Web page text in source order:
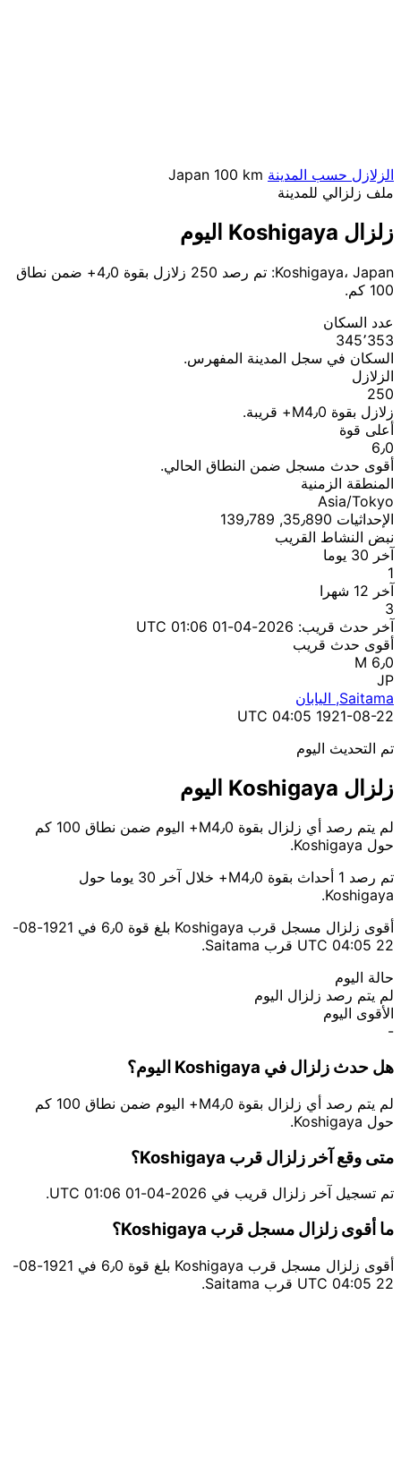
الزلازل حسب المدينة Japan 100 km
ملف زلزالي للمدينة
زلزال Koshigaya اليوم
Koshigaya، Japan: تم رصد 250 زلازل بقوة 4٫0+ ضمن نطاق
100 كم.
عدد السكان
345٬353
السكان في سجل المدينة المفهرس.
الزلازل
250
زلازل بقوة M4٫0+ قريبة.
أعلى قوة
6٫0
أقوى حدث مسجل ضمن النطاق الحالي.
المنطقة الزمنية
Asia/Tokyo
الإحداثيات 35٫890, 139٫789
نبض النشاط القريب
آخر 30 يوما
1
آخر 12 شهرا
3
آخر حدث قريب: 2026-04-01 01:06 UTC
أقوى حدث قريب
M 6٫0
JP
Saitama, اليابان
1921-08-22 04:05 UTC
تم التحديث اليوم
زلزال Koshigaya اليوم
لم يتم رصد أي زلزال بقوة M4٫0+ اليوم ضمن نطاق 100 كم
حول Koshigaya.
تم رصد 1 أحداث بقوة M4٫0+ خلال آخر 30 يوما حول
Koshigaya.
أقوى زلزال مسجل قرب Koshigaya بلغ قوة 6٫0 في 1921-08-
22 04:05 UTC قرب Saitama.
حالة اليوم
لم يتم رصد زلزال اليوم
الأقوى اليوم
-
هل حدث زلزال في Koshigaya اليوم؟
لم يتم رصد أي زلزال بقوة M4٫0+ اليوم ضمن نطاق 100 كم
حول Koshigaya.
متى وقع آخر زلزال قرب Koshigaya؟
تم تسجيل آخر زلزال قريب في 2026-04-01 01:06 UTC.
ما أقوى زلزال مسجل قرب Koshigaya؟
أقوى زلزال مسجل قرب Koshigaya بلغ قوة 6٫0 في 1921-08-
22 04:05 UTC قرب Saitama.